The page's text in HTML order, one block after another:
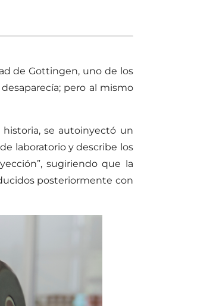
de Gottingen, uno de los
pero al mismo
se autoinyectó un
laboratorio y describe los
sugiriendo que la
posteriormente con